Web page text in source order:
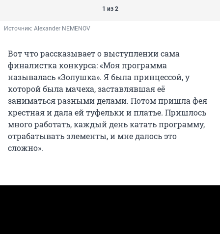
1 из 2
Источник: Alexander NEMENOV
Вот что рассказывает о выступлении сама
финалистка конкурса: «Моя программа
называлась «Золушка». Я была принцессой, у
которой была мачеха, заставлявшая её
заниматься разными делами. Потом пришла фея
крестная и дала ей туфельки и платье. Пришлось
много работать, каждый день катать программу,
отрабатывать элементы, и мне далось это
сложно».